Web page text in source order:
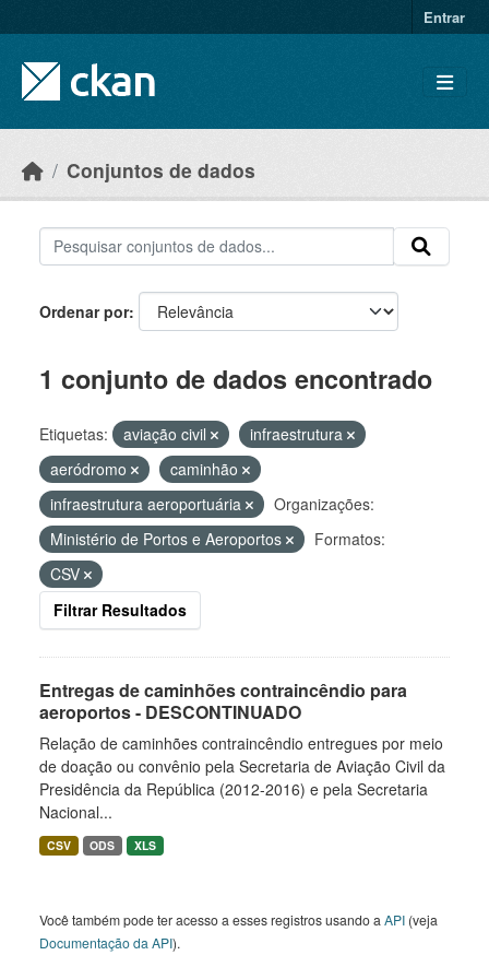
Entrar
Conjuntos de dados
Ordenar por
1 conjunto de dados encontrado
Etiquetas: aviação civil
infraestrutura
aeródromo
caminhão
infraestrutura aeroportuária
Organizações:
Ministério de Portos e Aeroportos
Formatos:
CSV
Filtrar Resultados
Entregas de caminhões contraincêndio para
aeroportos - DESCONTINUADO
Relação de caminhões contraincêndio entregues por meio
de doação ou convênio pela Secretaria de Aviação Civil da
Presidência da República (2012-2016) e pela Secretaria
Nacional...
CSV ODS XLS
Você também pode ter acesso a esses registros usando a API (veja
Documentação da API).